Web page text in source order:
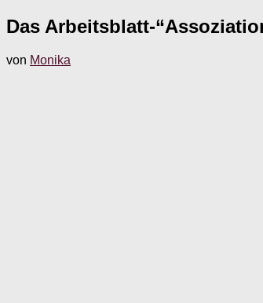
Das Arbeitsblatt-
von Monika